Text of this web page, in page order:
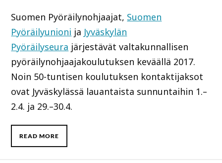
Suomen Pyöräilynohjaajat, Suomen
Pyöräilyunioni ja Jyväskylän
Pyöräilyseura järjestävät valtakunnallisen
pyöräilynohjaajakoulutuksen keväällä 2017.
Noin 50-tuntisen koulutuksen kontaktijaksot
ovat Jyväskylässä lauantaista sunnuntaihin 1.–
2.4. ja 29.–30.4.
READ MORE